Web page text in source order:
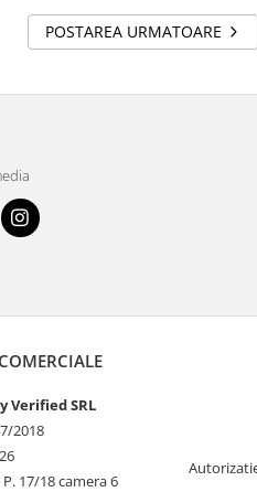
POSTAREA URMATOARE
Verified SRL
2018
17/18 camera 6